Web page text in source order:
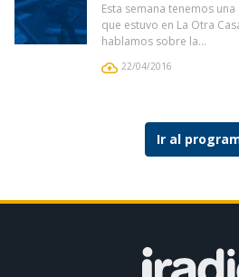
Esta semana tenemos
que estuvo en La Otra
hablamos sobre la...
22/04/2016
Ir al